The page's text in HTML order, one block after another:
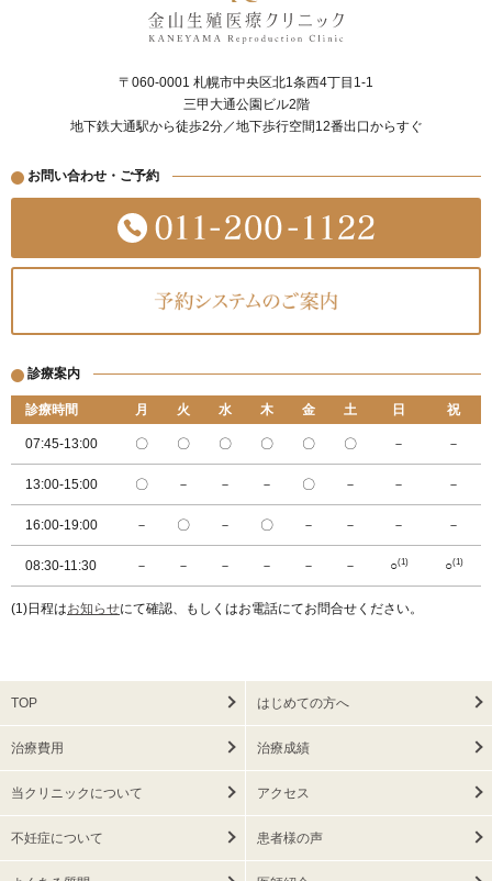
〒060-0001 札幌市中央区北1条西4丁目1-1
三甲大通公園ビル2階
地下鉄大通駅から徒歩2分／地下歩行空間12番出口からすぐ
お問い合わせ・ご予約
診療案内
診療時間 月 火 水 木 金 土 日 祝
07:45-13:00 〇 〇 〇 〇 〇 〇 － －
13:00-15:00 〇 － － － 〇 － － －
16:00-19:00 － 〇 － 〇 － － － －
08:30-11:30 － － － － － － ○(1) ○(1)
(1)日程はお知らせにて確認、もしくはお電話にてお問合せください。
TOP はじめての方へ
治療費用 治療成績
当クリニックについて アクセス
不妊症について 患者様の声